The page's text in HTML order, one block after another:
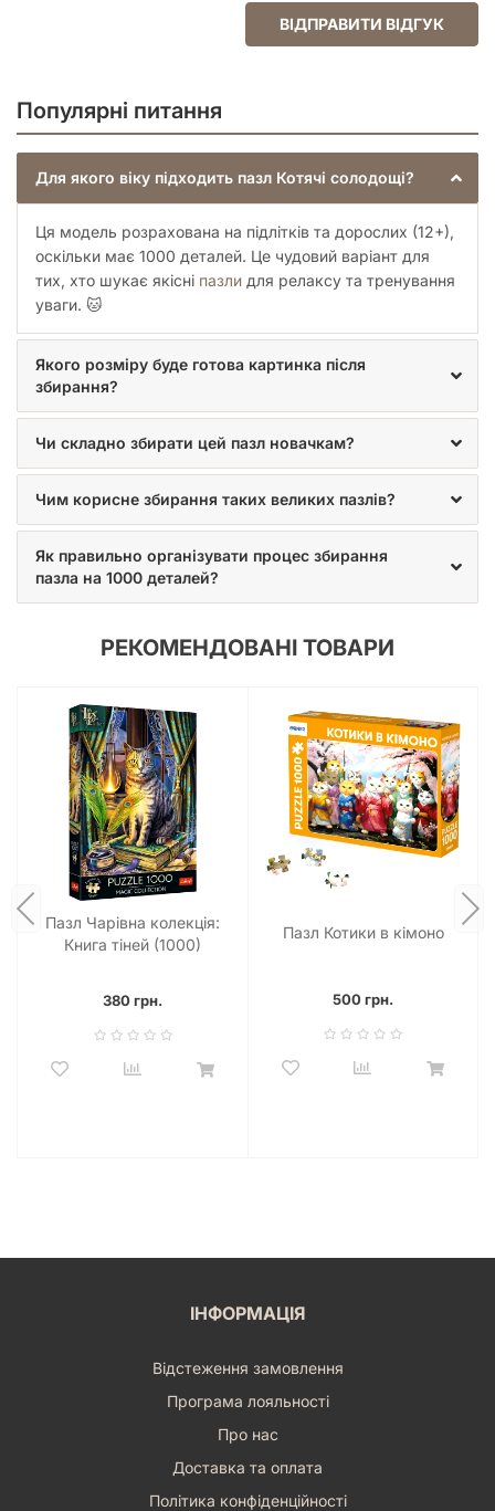
ВІДПРАВИТИ ВІДГУК
Популярні питання
Для якого віку підходить пазл Котячі солодощі?
Ця модель розрахована на підлітків та дорослих (12+),
оскільки має 1000 деталей. Це чудовий варіант для
тих, хто шукає якісні пазли для релаксу та тренування
уваги. 🐱
Якого розміру буде готова картинка після
збирання?
Чи складно збирати цей пазл новачкам?
Чим корисне збирання таких великих пазлів?
Як правильно організувати процес збирання
пазла на 1000 деталей?
РЕКОМЕНДОВАНІ ТОВАРИ
Пазл Чарівна колекція:
Книга тіней (1000)
380 грн.
Пазл Котики в кімоно
500 грн.
ІНФОРМАЦІЯ
Відстеження замовлення
Програма лояльності
Про нас
Доставка та оплата
Політика конфіденційності